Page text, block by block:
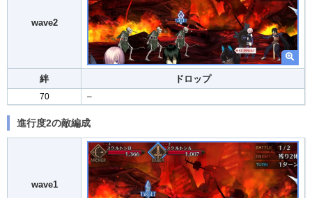
wave2
絆 ドロップ
70 –
進行度2の敵編成
wave1